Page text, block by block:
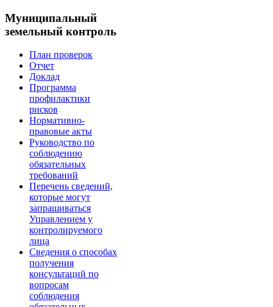
Муниципальный
земельный контроль
План проверок
Отчет
Доклад
Программа
профилактики
рисков
Нормативно-
правовые акты
Руководство по
соблюдению
обязательных
требований
Перечень сведений,
которые могут
запрашиваться
Управлением у
контролируемого
лица
Сведения о способах
получения
консультаций по
вопросам
соблюдения